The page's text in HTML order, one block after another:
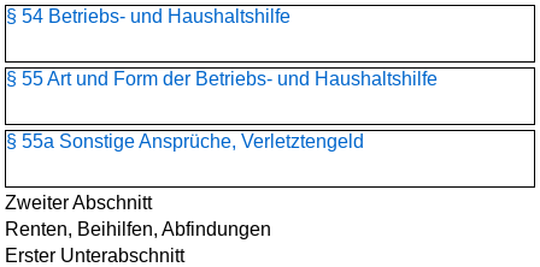
§ 54 Betriebs- und Haushaltshilfe
§ 55 Art und Form der Betriebs- und Haushaltshilfe
§ 55a Sonstige Ansprüche, Verletztengeld
Zweiter Abschnitt
Renten, Beihilfen, Abfindungen
Erster Unterabschnitt